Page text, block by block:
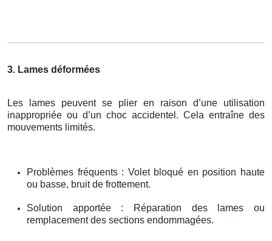
3. Lames déformées
Les lames peuvent se plier en raison d’une utilisation
inappropriée ou d’un choc accidentel. Cela entraîne des
mouvements limités.
Problèmes fréquents : Volet bloqué en position haute
ou basse, bruit de frottement.
Solution apportée : Réparation des lames ou
remplacement des sections endommagées.